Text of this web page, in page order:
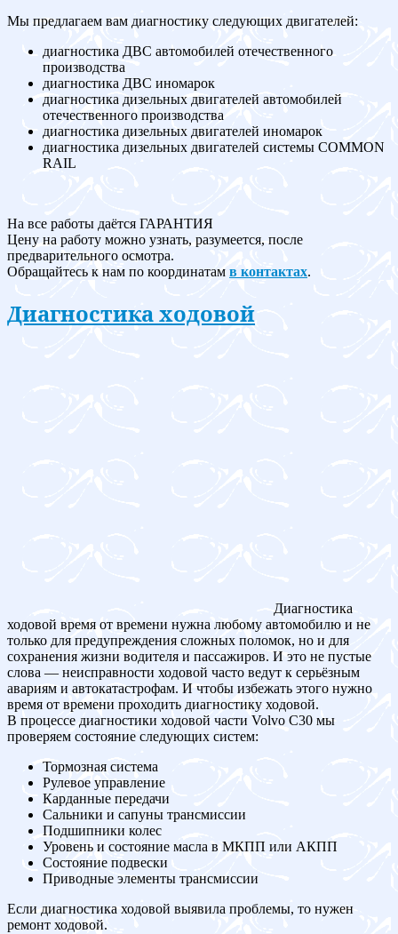
Мы предлагаем вам диагностику следующих двигателей:
диагностика ДВС автомобилей отечественного
производства
диагностика ДВС иномарок
диагностика дизельных двигателей автомобилей
отечественного производства
диагностика дизельных двигателей иномарок
диагностика дизельных двигателей системы COMMON
RAIL
На все работы даётся ГАРАНТИЯ
Цену на работу можно узнать, разумеется, после
предварительного осмотра.
Обращайтесь к нам по координатам в контактах.
Диагностика ходовой
Диагностика
ходовой время от времени нужна любому автомобилю и не
только для предупреждения сложных поломок, но и для
сохранения жизни водителя и пассажиров. И это не пустые
слова — неисправности ходовой часто ведут к серьёзным
авариям и автокатастрофам. И чтобы избежать этого нужно
время от времени проходить диагностику ходовой.
В процессе диагностики ходовой части Volvo C30 мы
проверяем состояние следующих систем:
Тормозная система
Рулевое управление
Карданные передачи
Сальники и сапуны трансмиссии
Подшипники колес
Уровень и состояние масла в МКПП или АКПП
Состояние подвески
Приводные элементы трансмиссии
Если диагностика ходовой выявила проблемы, то нужен
ремонт ходовой.